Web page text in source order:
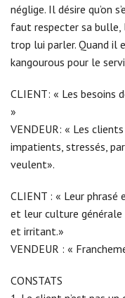
néglige. Il désire qu’on
faut respecter sa bulle,
trop lui parler. Quand il
kangourous pour le
CLIENT: « Les besoins
»
VENDEUR: « Les
impatients, stressés,
veulent».
CLIENT : « Leur
et leur culture
et irritant.»
VENDEUR : «
CONSTATS